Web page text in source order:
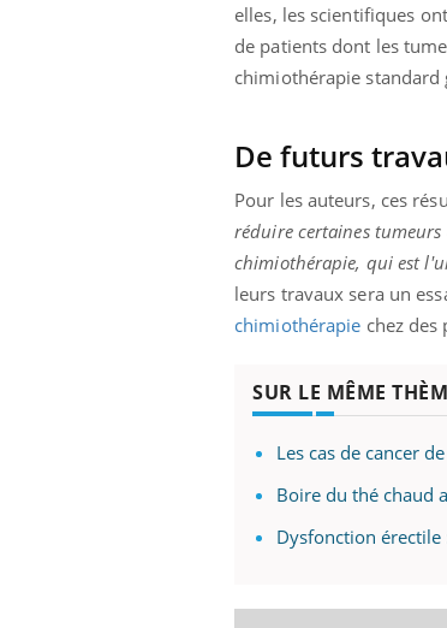
elles, les scientifiques
de patients dont les
chimiothérapie standard
De futurs
Pour les auteurs, ces
réduire certaines
chimiothérapie, qui est
leurs travaux sera un
chimiothérapie chez
SUR LE MÊME
Les cas de cancer
Boire du thé chaud
Dysfonction